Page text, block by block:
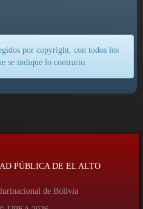
por copyright, con todos los
se indique lo contrario.
PÚBLICA DE EL ALTO
de Bolivia